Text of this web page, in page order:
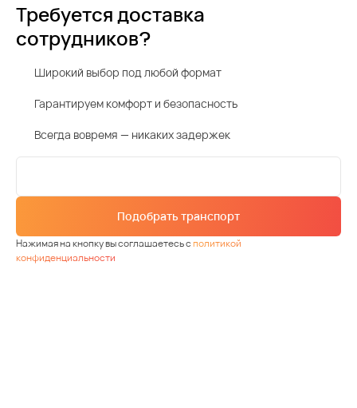
Требуется доставка
сотрудников?
Широкий выбор под любой формат
Гарантируем комфорт и безопасность
Всегда вовремя — никаких задержек
Подобрать транспорт
Нажимая на кнопку вы соглашаетесь сполитикой
конфиденциальности